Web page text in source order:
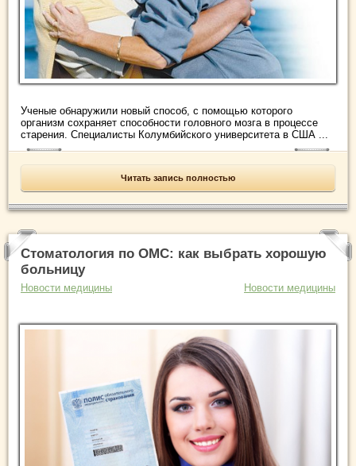
Ученые обнаружили новый способ, с помощью которого
организм сохраняет способности головного мозга в процессе
старения. Специалисты Колумбийского университета в США ...
Читать запись полностью
Стоматология по ОМС: как выбрать хорошую
больницу
Новости медицины Новости медицины